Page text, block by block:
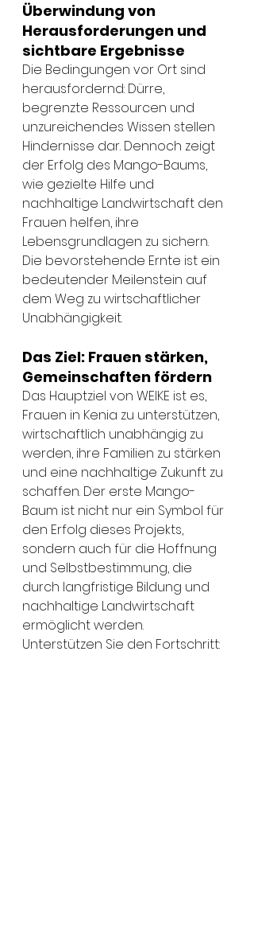
Überwindung von
Herausforderungen und
sichtbare Ergebnisse
Die Bedingungen vor Ort sind
herausfordernd: Dürre,
begrenzte Ressourcen und
unzureichendes Wissen stellen
Hindernisse dar. Dennoch zeigt
der Erfolg des Mango-Baums,
wie gezielte Hilfe und
nachhaltige Landwirtschaft den
Frauen helfen, ihre
Lebensgrundlagen zu sichern.
Die bevorstehende Ernte ist ein
bedeutender Meilenstein auf
dem Weg zu wirtschaftlicher
Unabhängigkeit.
Das Ziel: Frauen stärken,
Gemeinschaften fördern
Das Hauptziel von WEIKE ist es,
Frauen in Kenia zu unterstützen,
wirtschaftlich unabhängig zu
werden, ihre Familien zu stärken
und eine nachhaltige Zukunft zu
schaffen. Der erste Mango-
Baum ist nicht nur ein Symbol für
den Erfolg dieses Projekts,
sondern auch für die Hoffnung
und Selbstbestimmung, die
durch langfristige Bildung und
nachhaltige Landwirtschaft
ermöglicht werden.
Unterstützen Sie den Fortschritt: